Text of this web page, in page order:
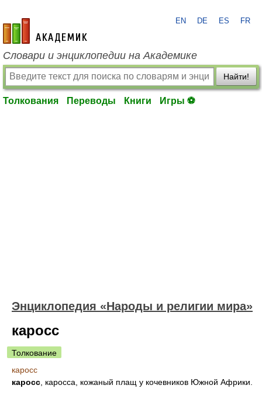
academic.ru
EN DE ES FR
Словари и энциклопедии на Академике
Найти!
Толкования Переводы Книги Игры ⚽
Энциклопедия «Народы и религии мира»
каросс
Толкование
каросс
каросс , каросса, кожаный плащ у кочевников Южной Африки.